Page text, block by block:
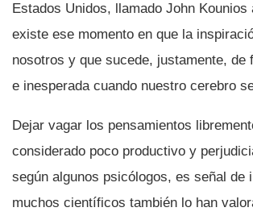
Estados Unidos, llamado John
existe ese momento en que la
nosotros y que sucede, justamente, de
e inesperada cuando nuestro cerebro
Dejar vagar los pensamientos
considerado poco productivo y
según algunos psicólogos, es señal de
muchos cientí­ficos también lo han